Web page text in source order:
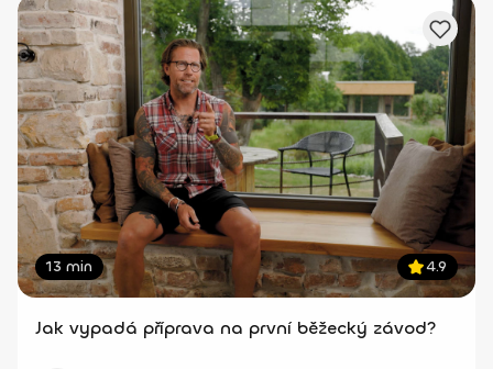
13 min 4.9
Jak vypadá příprava na první běžecký závod?